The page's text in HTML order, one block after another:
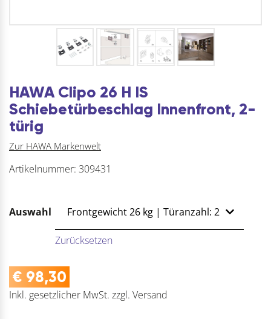
HAWA Clipo 26 H IS
Schiebetürbeschlag Innenfront, 2-
türig
Zur HAWA Markenwelt
Artikelnummer: 309431
Auswahl
Zurücksetzen
€ 98,30
Inkl. gesetzlicher MwSt. zzgl. Versand